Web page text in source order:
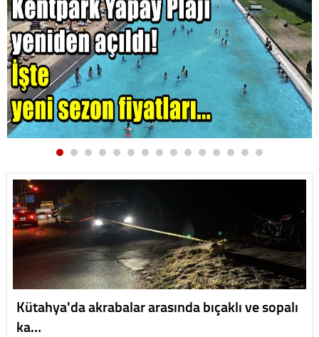
Kütahya'da akrabalar arasında bıçaklı ve sopalı
ka…